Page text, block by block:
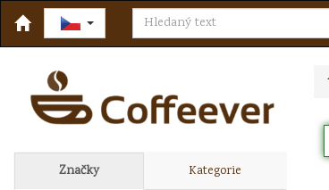
Značky Kategorie